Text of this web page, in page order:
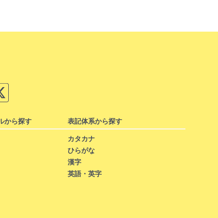
から探す 表記体系から探す
カタカナ
ひらがな
漢字
英語・英字